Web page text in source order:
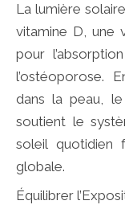
La lumière
vitamine D, une
pour
l’ostéoporose.
dans la peau,
soutient le
soleil quotidien
globale.
Équilibrer